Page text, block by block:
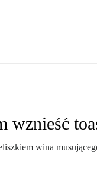
wznieść
wina